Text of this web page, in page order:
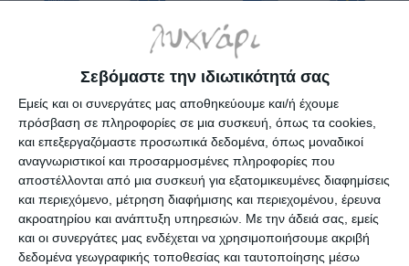
Σεβόμαστε την ιδιωτικότητά σας
Εμείς και οι συνεργάτες μας αποθηκεύουμε και/ή έχουμε
πρόσβαση σε πληροφορίες σε μια συσκευή, όπως τα cookies,
και επεξεργαζόμαστε προσωπικά δεδομένα, όπως μοναδικοί
αναγνωριστικοί και προσαρμοσμένες πληροφορίες που
αποστέλλονται από μια συσκευή για εξατομικευμένες διαφημίσεις
και περιεχόμενο, μέτρηση διαφήμισης και περιεχομένου, έρευνα
ακροατηρίου και ανάπτυξη υπηρεσιών. Με την άδειά σας, εμείς
και οι συνεργάτες μας ενδέχεται να χρησιμοποιήσουμε ακριβή
δεδομένα γεωγραφικής τοποθεσίας και ταυτοποίησης μέσω
Μπαταρίες Varta 800mAh
ΑΑA 4τμχ.
επαναφορτιζόμενες
56703B4
Διαθέσιμο
7,99€
Μπαταρίες Varta AΑ
4+2τμχ. Max Tech 1,5v. 4706
LR6
Διαθέσιμο
4,25€